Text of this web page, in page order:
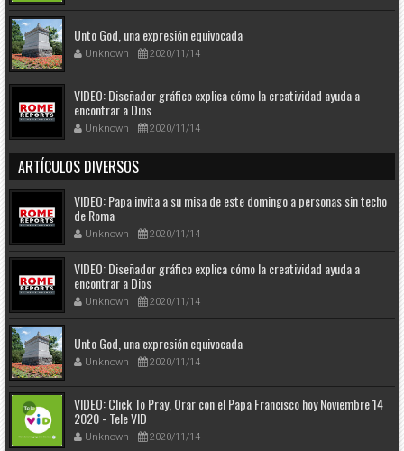
Unto God, una expresión equivocada
Unknown 2020/11/14
VIDEO: Diseñador gráfico explica cómo la creatividad ayuda a
encontrar a Dios
Unknown 2020/11/14
ARTÍCULOS DIVERSOS
VIDEO: Papa invita a su misa de este domingo a personas sin techo
de Roma
Unknown 2020/11/14
VIDEO: Diseñador gráfico explica cómo la creatividad ayuda a
encontrar a Dios
Unknown 2020/11/14
Unto God, una expresión equivocada
Unknown 2020/11/14
VIDEO: Click To Pray, Orar con el Papa Francisco hoy Noviembre 14
2020 - Tele VID
Unknown 2020/11/14